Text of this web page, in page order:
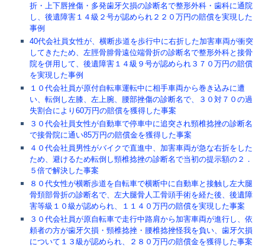
折・上下唇挫傷・多発歯牙欠損の診断名で整形外科・歯科に通院
し、後遺障害１４級２号が認められ２２０万円の賠償を実現した
事例
40代会社員女性が、横断歩道を歩行中に右折した加害車両が衝突
してきたため、左脛骨腓骨遠位端骨折の診断名で整形外科と接骨
院を併用して、後遺障害１４級９号が認められ３７０万円の賠償
を実現した事例
１０代会社員が原付自転車運転中に相手車両から巻き込みに遭
い、転倒し左膝、左上腕、腰部挫傷の診断名で、３０対７０の過
失割合により60万円の賠償を獲得した事案
３０代会社員女性が自動車で停車中に追突され頸椎捻挫の診断名
で接骨院に通い85万円の賠償金を獲得した事案
４０代会社員男性がバイクで直進中、加害車両が急な右折をした
ため、避けるため転倒し頸椎捻挫の診断名で当初の提示額の２．
５倍で解決した事案
８０代女性が横断歩道を自転車で横断中に自動車と接触し左大腿
骨頚部骨折の診断名で、左大腿骨人工骨頭手術を経た後、後遺障
害等級１０級が認められ、１１４０万円の賠償を実現した事案
３０代会社員が原自転車で走行中路肩から加害車両が進行し、依
頼者の方が歯牙欠損・頸椎捻挫・腰椎捻挫怪我を負い、歯牙欠損
について１３級が認められ、２８０万円の賠償金を獲得した事案